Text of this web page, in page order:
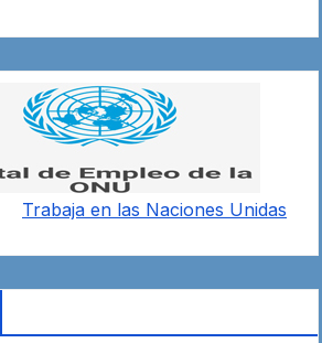
Trabaja en las Naciones Unidas